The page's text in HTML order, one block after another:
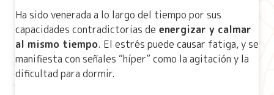
Ha sido venerada a lo largo del tiempo por sus
capacidades contradictorias de energizar y calmar
al mismo tiempo. El estrés puede causar fatiga, y se
manifiesta con señales “híper” como la agitación y la
dificultad para dormir.